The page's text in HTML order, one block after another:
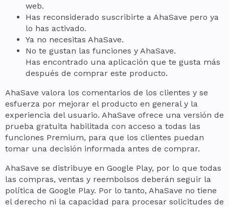
web.
Has reconsiderado suscribirte a AhaSave pero ya
lo has activado.
Ya no necesitas AhaSave.
No te gustan las funciones y AhaSave.
Has encontrado una aplicación que te gusta más
después de comprar este producto.
AhaSave valora los comentarios de los clientes y se
esfuerza por mejorar el producto en general y la
experiencia del usuario. AhaSave ofrece una versión de
prueba gratuita habilitada con acceso a todas las
funciones Premium, para que los clientes puedan
tomar una decisión informada antes de comprar.
AhaSave se distribuye en Google Play, por lo que todas
las compras, ventas y reembolsos deberán seguir la
política de Google Play. Por lo tanto, AhaSave no tiene
el derecho ni la capacidad para procesar solicitudes de